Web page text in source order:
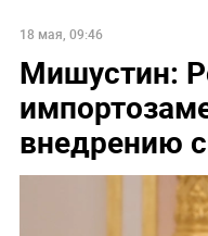
18 мая, 09:46
Мишустин:
внедрению